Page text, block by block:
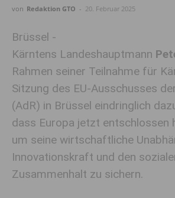
von Redaktion GTO - 20. Februar 2025
Brüssel -
Kärntens Landeshauptmann
Rahmen seiner Teilnahme für
Sitzung des EU-Ausschusses
(AdR) in Brüssel eindringlich
dass Europa jetzt entschlossen
um seine wirtschaftliche
Innovationskraft und den
Zusammenhalt zu sichern.